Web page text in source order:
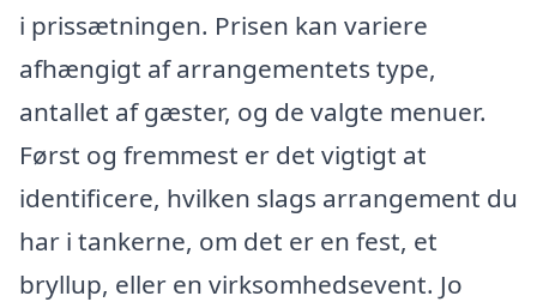
i prissætningen. Prisen kan variere
afhængigt af arrangementets type,
antallet af gæster, og de valgte menuer.
Først og fremmest er det vigtigt at
identificere, hvilken slags arrangement du
har i tankerne, om det er en fest, et
bryllup, eller en virksomhedsevent. Jo